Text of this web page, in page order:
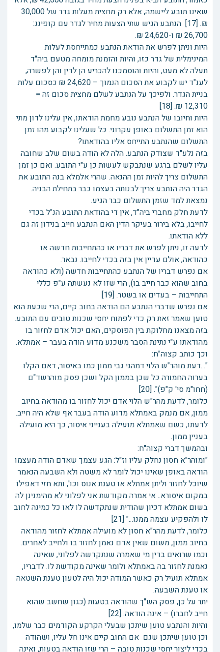
שאינו תובע ליישמה, אלא רק מחצית מעלות גדר של 30,000
₪. [17] הנתבע הגיש שתי הצעות מחיר לגדר עם קופינג:
26,700 ₪ ו-24,620 ₪.
היות וניתן לפרש את הודאת הנתבע כמתייחסת לעלות
המינימלית של גדר כזו, והיות והזמנת מומחה מטעם ביה"ד
תעלה לא מעט, והיות והוסמכנו להכריע הן לדין והן לפשרה,
לענ"ד יש לקבוע את הסכום הנמוך – 24,620 ₪ כסכום עלות
בניית הגדר. ולפיכך על הנתבע לשלם מחצית סכום זה =
12,310 ₪. [18]
היות וחיובו של הנתבע נובע מחמת הודאתו, אין עלינו לדון מתי
הוא זמן התשלום באופן עקרוני. כל שעלינו לקבוע מהו זמן
התשלום שהנתבע התייחס אליו בהודאתו?
בזה נלע"ד שצודק הנתבע. הלה לא הודה בשום שלב שחובה
עליו לשלם ברגע שנתבקש לעשות כן ע"י התובע. ואם כן זמן
התשלום צריך להיות זמן ההנאה. שהרי אלמלא בנה התובע את
הגדר היה הנתבע צריך לבנותה בעצמו כבר בתחילת הבניה.
נמצאת למד שזמן התשלום כבר הגיע.
לדעת חלק מחברי ביה"ד, אין די בהודאת התובע הנ"ל בכדי
לחייבו, בלא בירור בעיקר הדין האם הנתבע חייב בנידון זה גם
ללא הודאתו.
לדעה זו, ניתן לפרש את דבריו או כהתחייבות חדשה או
כהודאה, אולם עדיין אין בזה בכדי לחייבו. נבאר:
אם נפרש דבריו של הנתבע כהתחייבות חדשה (ולא כהודאה
בחוב שהוא כבר חייב בו), הרי שזו לא נעשתה ע"פ כללי
התחייבות – בעדים או בשטר. [19]
אם נפרש שדברי הנתבע הם הודאה בחוב קיים, הרי שכעת הוא
טוען שאמר זאת רק כדי לפתוח יחסי שכנות טובים עם התובע.
בזה מצאנו מחלוקת בין הפוסקים, האם יכול אדם לחזור בו
מהודאתו ע"י נתינת הסבר משכנע מדוע הודה בעבר – אמתלא.
וכך כותב קצוה"ח:
"...דעת מוהר"ש הלוי דמהני גבי ממון כמו באיסור, דאם הקלו
בערוה החמורה כל שכן בממון הקל ושכן פסק מוהרשד"ם
(חחו"מ סי' ק"פ)". [20]
כלומר, לדעת מהר"ש הלוי אדם יכול לחזור בו מהודאה בחיוב
ממון, אם מנמק באמתלא מדוע הודה בעבר אף שלא היה חייב.
לדעתו, כשם שאמתלא מועילה בענייני איסור, כך היא מועילה
בעניין ממון.
ובהמשך דברי קצוה"ח:
"ומוהר"א חסון נחלק עליו וז"ל: הגע עצמך שאדם הודה מעצמו
הודאה באופן שאינו יכול לומר לא משטה ולא השבעה הנאמר
שיוכל לחזור וליתן אמתלא או טענת אנוס וכו', ותא חזי דאפילו
במקום איסורא.. אי אמרה מקודשת אני לפלוני לא מהימנינן לה
בשום אמתלא דכיון שהודית שנתקדשה לו לאו כל כמינה לחוב
לו ולהפקיע עצמה ממנו..." [21]
כלומר, לדעת מהר"א חסון לא מועילה אמתלא לחזור מהודאה
בחיוב ממון, משום שאין אדם נאמן לחזור בו ולחייב לאחרים.
וכמו שרואים בדין מי שאמרה שנתקדשה לפלוני, שאינה
נאמנת לחזור בה באמתלא ולומר שאינה מקודשת לו. לדבריו,
אמתלא תועיל רק כאשר המודה יכול היה לטעון טענת השטאה
או טענת השבעה.
יתר על כן, פסק הש"ך שהודאה בטעות (כגון שחשב שהוא
חייב לחברו) – אינה הודאה. [22]
והיות והנתבע טוען שיתכן שבעלי הקרקע הקודמים כבר שלמו,
וכן טוען שיתכן שגם אם החוב קיים אינו חל עליו, ושהודה
בכדי ליצור יחסי שכנות טובה – הרי שזו הודאה בטעות, ואינה